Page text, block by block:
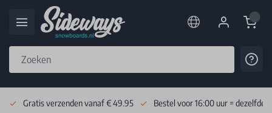
Cart
Gratis verzenden vanaf € 49.95 Bestel voor 16:00 uur = dezelfde